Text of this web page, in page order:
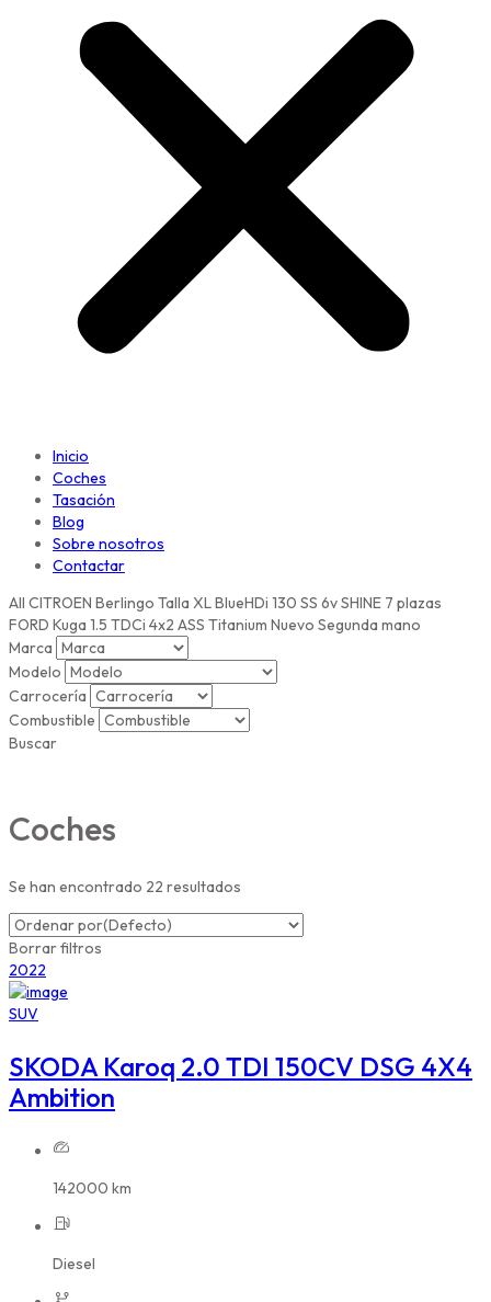
Inicio
Coches
Tasación
Blog
Sobre nosotros
Contactar
All CITROEN Berlingo Talla XL BlueHDi 130 SS 6v SHINE 7 plazas
FORD Kuga 1.5 TDCi 4x2 ASS Titanium Nuevo Segunda mano
Marca
Modelo
Carrocería
Combustible
Buscar
Coches
Se han encontrado 22 resultados
Borrar filtros
2022
SUV
SKODA Karoq 2.0 TDI 150CV DSG 4X4
Ambition
142000 km
Diesel